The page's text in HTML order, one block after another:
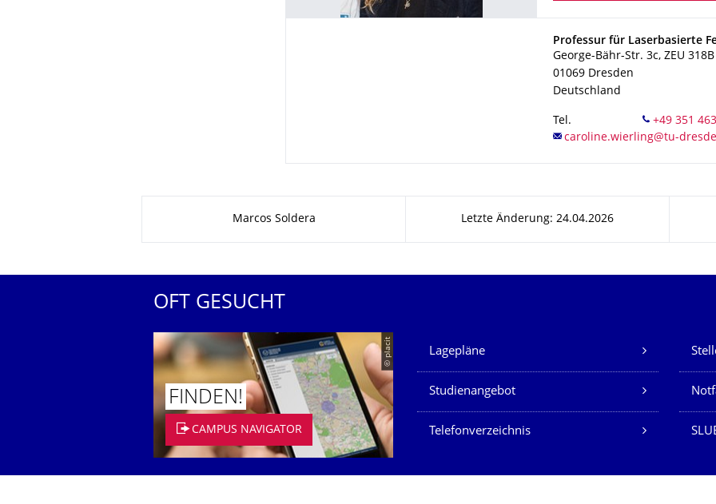
Adresse
Professur für Laserbasierte
George-Bähr-Str. 3c, ZEU 318B
01069 Dresden
Deutschland
Tel.
Marcos Soldera Letzte Änderung: 24.04.2026
OFT GESUCHT
© placit
FINDEN!
CAMPUS NAVIGATOR
Unsere Dienste
Lagepläne
Studienangebot
Telefonverzeichnis